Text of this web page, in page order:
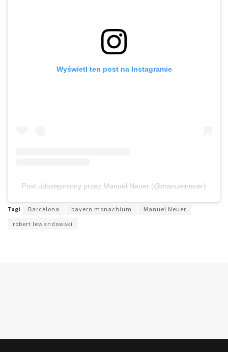
Wyświetl ten post na Instagramie
Post udostępniony przez Manuel Neuer (@manuelneuer)
Tagi Barcelona bayern monachium
Manuel Neuer
robert lewandowski